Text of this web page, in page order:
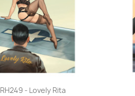
Aperçu rapide
RH249 - Lovely Rita